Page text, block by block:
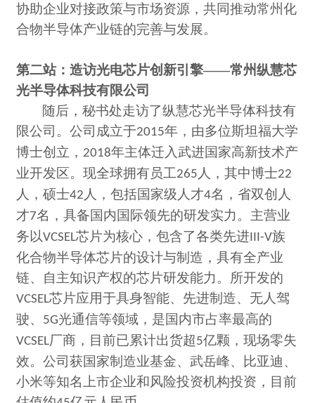
协助企业对接政策与市场资源，共同推动常州化
合物半导体产业链的完善与发展。
第二站：造访光电芯片创新引擎——常州纵慧芯
光半导体科技有限公司
随后，秘书处走访了纵慧芯光半导体科技有
限公司。公司成立于2015年，由多位斯坦福大学
博士创立， 2018年主体迁入武进国家高新技术产
业开发区。现全球拥有员工265 人，其中博士22
人，硕士42 人，包括国家级人才4名，省双创人
才7名，具备国内国际领先的研发实力。主营业
务以VCSEL芯片为核心，包含了各类先进III-V族
化合物半导体芯片的设计与制造，具有全产业
链、自主知识产权的芯片研发能力。所开发的
VCSEL芯片应用于具身智能、先进制造、无人驾
驶、 5G光通信等领域，是国内市占率最高的
VCSEL厂商，目前已累计出货超5亿颗，现场零失
效。公司获国家制造业基金、武岳峰、比亚迪、
小米等知名上市企业和风险投资机构投资，目前